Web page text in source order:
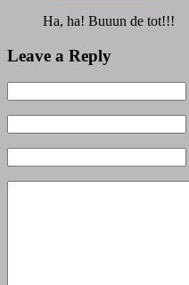
Ha, ha! Buuun de tot!!!
Leave a Reply